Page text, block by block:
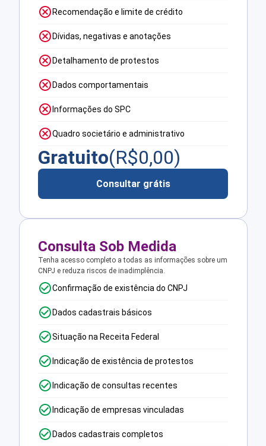
Recomendação e limite de crédito
Dívidas, negativas e anotações
Detalhamento de protestos
Dados comportamentais
Informações do SPC
Quadro societário e administrativo
Gratuito(R$0,00)
Consultar grátis
Consulta Sob Medida
Tenha acesso completo a todas as informações sobre um
CNPJ e reduza riscos de inadimplência.
Confirmação de existência do CNPJ
Dados cadastrais básicos
Situação na Receita Federal
Indicação de existência de protestos
Indicação de consultas recentes
Indicação de empresas vinculadas
Dados cadastrais completos